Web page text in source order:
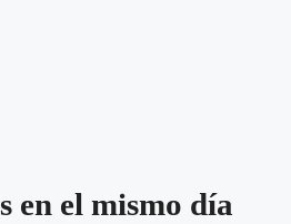
en el mismo día